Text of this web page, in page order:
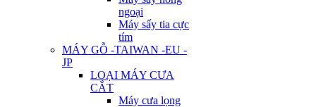
ngoại
Máy sấy tia cực
tím
MÁY GỖ -TAIWAN -EU -
JP
LOẠI MÁY CƯA
CẮT
Máy cưa lọng